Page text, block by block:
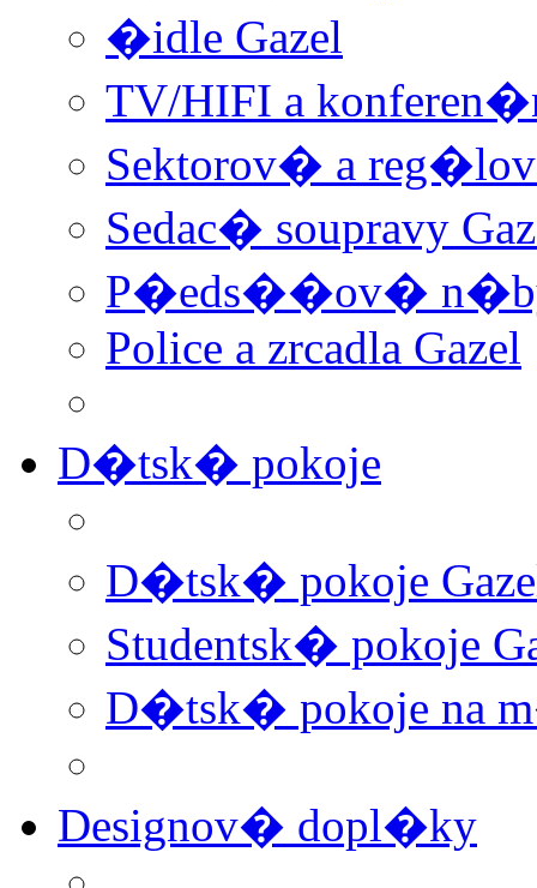
�idle Gazel
TV/HIFI a
Sektorov� a
Sedac� soupravy
P�eds��ov�
Police a zrcadla Gazel
D�tsk� pokoje
D�tsk� pokoje
Studentsk� pokoje
D�tsk� pokoje na
Designov� dopl�ky